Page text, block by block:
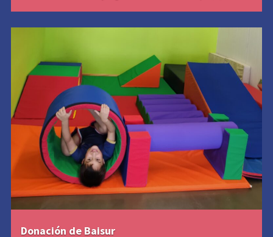
Donación de Baisur